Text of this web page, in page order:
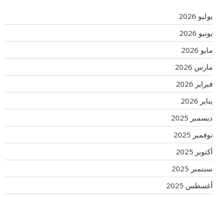
يوليو 2026
يونيو 2026
مايو 2026
مارس 2026
فبراير 2026
يناير 2026
ديسمبر 2025
نوفمبر 2025
أكتوبر 2025
سبتمبر 2025
أغسطس 2025